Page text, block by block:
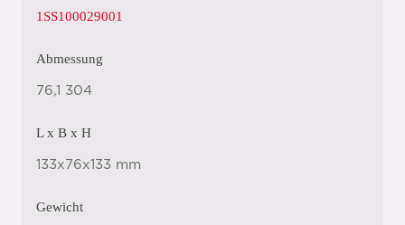
1SS100029001
Abmessung
76,1 304
L x B x H
133x76x133 mm
Gewicht